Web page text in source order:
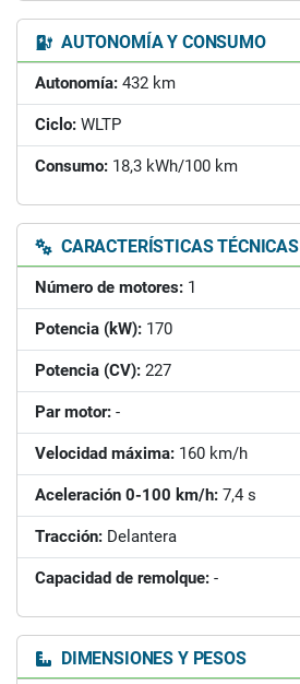
AUTONOMÍA Y CONSUMO
Autonomía: 432 km
Ciclo: WLTP
Consumo: 18,3 kWh/100 km
CARACTERÍSTICAS TÉCNICAS
Número de motores: 1
Potencia (kW): 170
Potencia (CV): 227
Par motor: -
Velocidad máxima: 160 km/h
Aceleración 0-100 km/h: 7,4 s
Tracción: Delantera
Capacidad de remolque: -
DIMENSIONES Y PESOS